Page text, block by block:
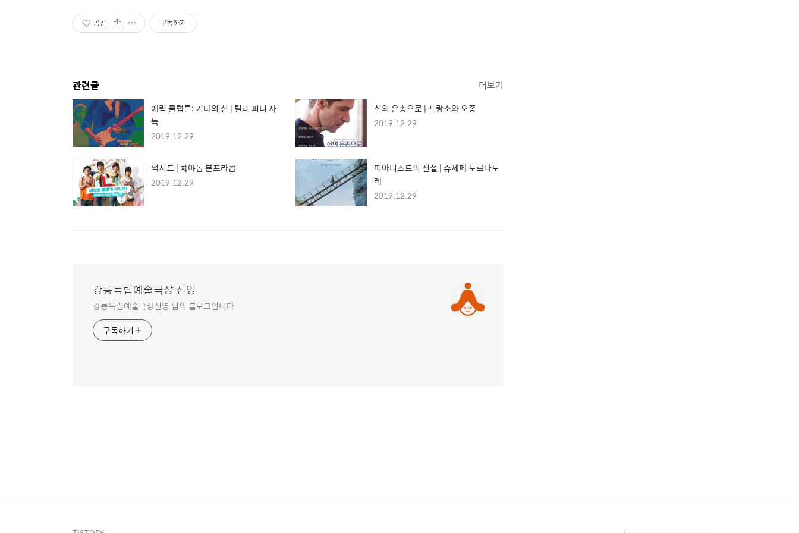
공감 구독하기
관련글 더보기
에릭 클랩튼: 기타의 신 | 릴리 피니 자
눅
2019.12.29
신의 은총으로 | 프랑소와 오종
2019.12.29
썩시드 | 차야놉 분프라콥
2019.12.29
피아니스트의 전설 | 쥬세페 토르나토
레
2019.12.29
강릉독립예술극장 신영
강릉독립예술극장신영 님의 블로그입니다.
구독하기